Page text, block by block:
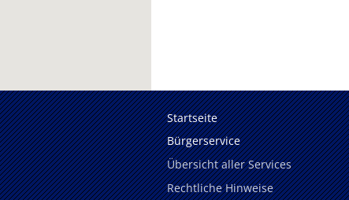
Startseite
Bürgerservice
Übersicht aller Services
Rechtliche Hinweise